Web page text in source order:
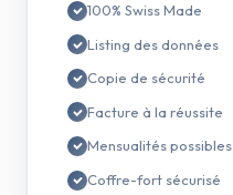
100% Swiss Made
Listing des données
Copie de sécurité
Facture à la réussite
Mensualités possibles
Coffre-fort sécurisé